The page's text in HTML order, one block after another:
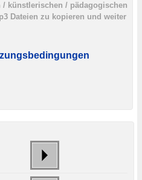
künstlerischen / pädagogischen
Dateien zu kopieren und weiter